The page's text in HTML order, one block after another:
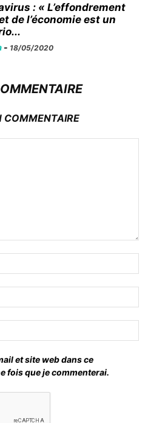
: « L’effondrement
de l’économie est un
- 18/05/2020
COMMENTAIRE
et site web dans ce
fois que je commenterai.